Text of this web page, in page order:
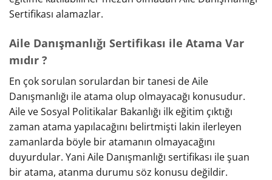
Sertifikası alamazlar.
Aile Danışmanlığı Sertifikası ile Atama Var
mıdır ?
En çok sorulan sorulardan bir tanesi de Aile
Danışmanlığı ile atama olup olmayacağı konusudur.
Aile ve Sosyal Politikalar Bakanlığı ilk eğitim çıktığı
zaman atama yapılacağını belirtmişti lakin ilerleyen
zamanlarda böyle bir atamanın olmayacağını
duyurdular. Yani Aile Danışmanlığı sertifikası ile şuan
bir atama, atanma durumu söz konusu değildir.